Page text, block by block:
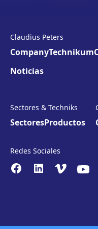
Claudius Peters
CompanyTechnikum
Noticias
Sectores & Techniks
SectoresProductos
Redes Sociales